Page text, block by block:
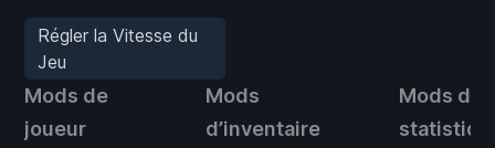
Régler la Vitesse du
Jeu
Mods de
joueur
Mods
d’inventaire
Mods de